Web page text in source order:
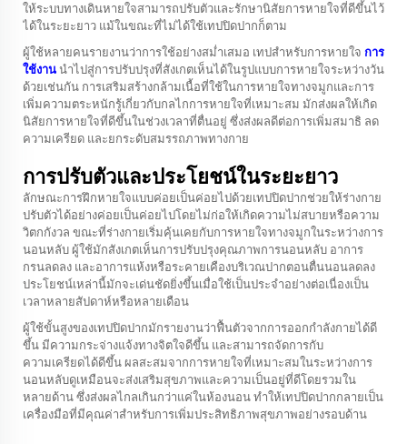
ให้ระบบทางเดินหายใจสามารถปรับตัวและรักษานิสัยการหายใจที่ดีขึ้นไว้
ได้ในระยะยาว แม้ในขณะที่ไม่ได้ใช้เทปปิดปากก็ตาม
ผู้ใช้หลายคนรายงานว่าการใช้อย่างสม่ำเสมอ เทปสำหรับการหายใจ การ
ใช้งานนำไปสู่การปรับปรุงที่สังเกตเห็นได้ในรูปแบบการหายใจระหว่างวัน
ด้วยเช่นกัน การเสริมสร้างกล้ามเนื้อที่ใช้ในการหายใจทางจมูกและการ
เพิ่มความตระหนักรู้เกี่ยวกับกลไกการหายใจที่เหมาะสม มักส่งผลให้เกิด
นิสัยการหายใจที่ดีขึ้นในช่วงเวลาที่ตื่นอยู่ ซึ่งส่งผลดีต่อการเพิ่มสมาธิ ลด
ความเครียด และยกระดับสมรรถภาพทางกาย
การปรับตัวและประโยชน์ในระยะยาว
ลักษณะการฝึกหายใจแบบค่อยเป็นค่อยไปด้วยเทปปิดปากช่วยให้ร่างกาย
ปรับตัวได้อย่างค่อยเป็นค่อยไปโดยไม่ก่อให้เกิดความไม่สบายหรือความ
วิตกกังวล ขณะที่ร่างกายเริ่มคุ้นเคยกับการหายใจทางจมูกในระหว่างการ
นอนหลับ ผู้ใช้มักสังเกตเห็นการปรับปรุงคุณภาพการนอนหลับ อาการ
กรนลดลง และอาการแห้งหรือระคายเคืองบริเวณปากตอนตื่นนอนลดลง
ประโยชน์เหล่านี้มักจะเด่นชัดยิ่งขึ้นเมื่อใช้เป็นประจำอย่างต่อเนื่องเป็น
เวลาหลายสัปดาห์หรือหลายเดือน
ผู้ใช้ขั้นสูงของเทปปิดปากมักรายงานว่าฟื้นตัวจากการออกกำลังกายได้ดี
ขึ้น มีความกระจ่างแจ้งทางจิตใจดีขึ้น และสามารถจัดการกับ
ความเครียดได้ดีขึ้น ผลสะสมจากการหายใจที่เหมาะสมในระหว่างการ
นอนหลับดูเหมือนจะส่งเสริมสุขภาพและความเป็นอยู่ที่ดีโดยรวมใน
หลายด้าน ซึ่งส่งผลไกลเกินกว่าแค่ในห้องนอน ทำให้เทปปิดปากกลายเป็น
เครื่องมือที่มีคุณค่าสำหรับการเพิ่มประสิทธิภาพสุขภาพอย่างรอบด้าน